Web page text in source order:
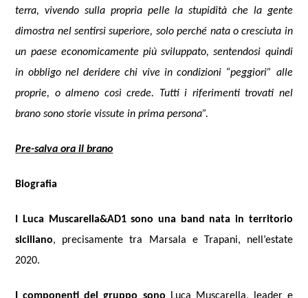
terra, vivendo sulla propria pelle la stupidità che la gente
dimostra nel sentirsi superiore, solo perché nata o cresciuta in
un paese economicamente più sviluppato, sentendosi quindi
in obbligo nel deridere chi vive in condizioni “peggiori” alle
proprie, o almeno così crede. Tutti i riferimenti trovati nel
brano sono storie vissute in prima persona”.
Pre-salva ora il brano
Biografia
I Luca Muscarella&AD1 sono una band nata in territorio
siciliano, precisamente tra Marsala e Trapani, nell’estate
2020.